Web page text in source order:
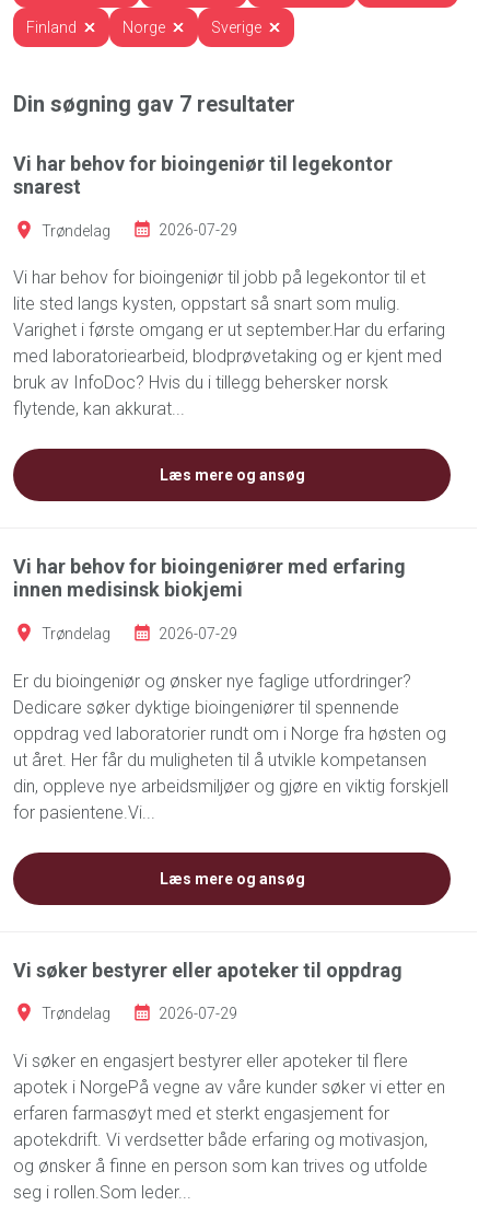
Finland Norge Sverige
Din søgning gav 7 resultater
Vi har behov for bioingeniør til legekontor
snarest
Trøndelag 2026-07-29
Vi har behov for bioingeniør til jobb på legekontor til et
lite sted langs kysten, oppstart så snart som mulig.
Varighet i første omgang er ut september.Har du erfaring
med laboratoriearbeid, blodprøvetaking og er kjent med
bruk av InfoDoc? Hvis du i tillegg behersker norsk
flytende, kan akkurat...
Læs mere og ansøg
Vi har behov for bioingeniører med erfaring
innen medisinsk biokjemi
Trøndelag 2026-07-29
Er du bioingeniør og ønsker nye faglige utfordringer?
Dedicare søker dyktige bioingeniører til spennende
oppdrag ved laboratorier rundt om i Norge fra høsten og
ut året. Her får du muligheten til å utvikle kompetansen
din, oppleve nye arbeidsmiljøer og gjøre en viktig forskjell
for pasientene.Vi...
Læs mere og ansøg
Vi søker bestyrer eller apoteker til oppdrag
Trøndelag 2026-07-29
Vi søker en engasjert bestyrer eller apoteker til flere
apotek i NorgePå vegne av våre kunder søker vi etter en
erfaren farmasøyt med et sterkt engasjement for
apotekdrift. Vi verdsetter både erfaring og motivasjon,
og ønsker å finne en person som kan trives og utfolde
seg i rollen.Som leder...